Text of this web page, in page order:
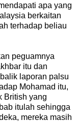
apa yang
berkaitan
terhadap beliau
peguamnya
itu dan
laporan palsu
Mohamad itu,
British yang
itulah sehingga
mereka masih